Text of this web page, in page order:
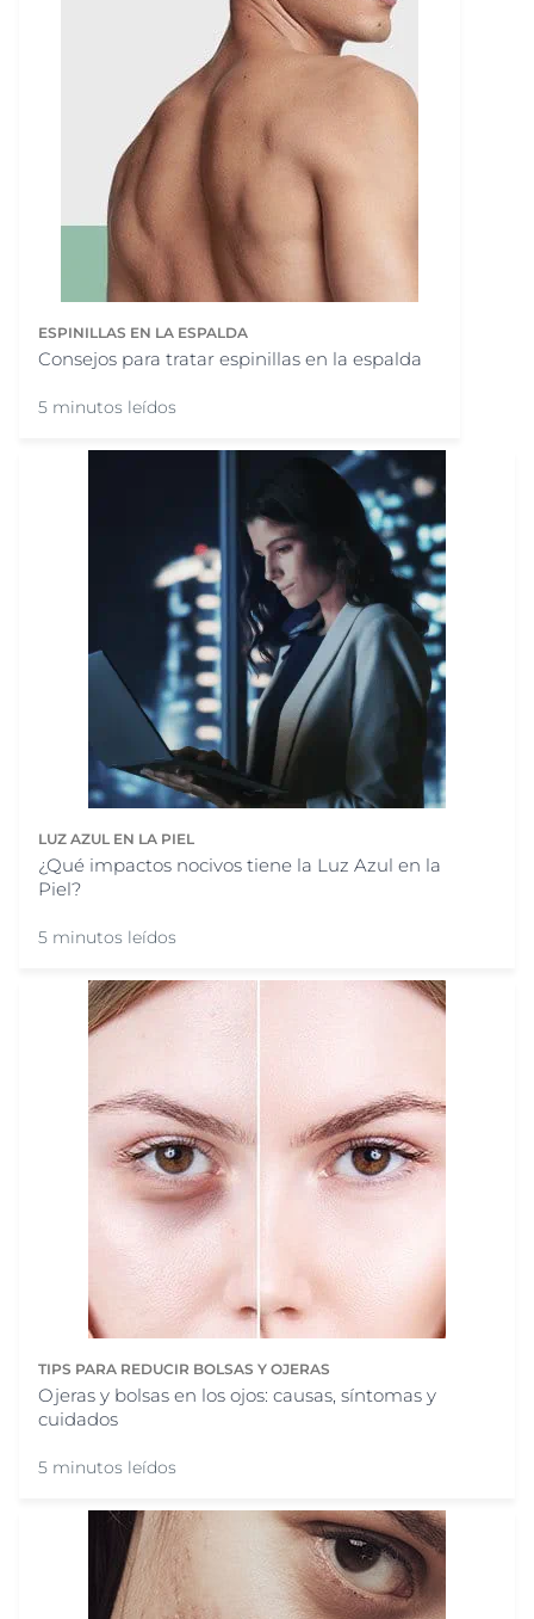
ESPINILLAS EN LA ESPALDA
Consejos para tratar espinillas en la espalda
5 minutos leídos
LUZ AZUL EN LA PIEL
¿Qué impactos nocivos tiene la Luz Azul en la
Piel?
5 minutos leídos
TIPS PARA REDUCIR BOLSAS Y OJERAS
Ojeras y bolsas en los ojos: causas, síntomas y
cuidados
5 minutos leídos